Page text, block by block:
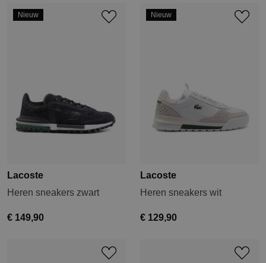
Nieuw
Lacoste
Heren sneakers zwart
€ 149,90
Nieuw
Lacoste
Heren sneakers wit
€ 129,90